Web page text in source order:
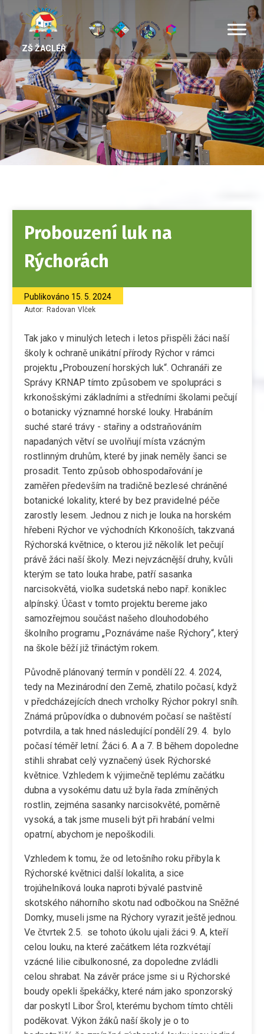
ZŠ ŽACLÉŘ
Probouzení luk na
Rýchorách
Publikováno 15. 5. 2024
Autor: Radovan Vlček
Tak jako v minulých letech i letos přispěli žáci naší
školy k ochraně unikátní přírody Rýchor v rámci
projektu „Probouzení horských luk“. Ochranáři ze
Správy KRNAP tímto způsobem ve spolupráci s
krkonošskými základními a středními školami pečují
o botanicky významné horské louky. Hrabáním
suché staré trávy - stařiny a odstraňováním
napadaných větví se uvolňují místa vzácným
rostlinným druhům, které by jinak neměly šanci se
prosadit. Tento způsob obhospodařování je
zaměřen především na tradičně bezlesé chráněné
botanické lokality, které by bez pravidelné péče
zarostly lesem. Jednou z nich je louka na horském
hřebeni Rýchor ve východních Krkonoších, takzvaná
Rýchorská květnice, o kterou již několik let pečují
právě žáci naší školy. Mezi nejvzácnější druhy, kvůli
kterým se tato louka hrabe, patří sasanka
narcisokvětá, violka sudetská nebo např. koniklec
alpínský. Účast v tomto projektu bereme jako
samozřejmou součást našeho dlouhodobého
školního programu „Poznáváme naše Rýchory“, který
na škole běží již třináctým rokem.
Původně plánovaný termín v pondělí 22. 4. 2024,
tedy na Mezinárodní den Země, zhatilo počasí, když
v předcházejících dnech vrcholky Rýchor pokryl sníh.
Známá průpovídka o dubnovém počasí se naštěstí
potvrdila, a tak hned následující pondělí 29. 4. bylo
počasí téměř letní. Žáci 6. A a 7. B během dopoledne
stihli shrabat celý vyznačený úsek Rýchorské
květnice. Vzhledem k výjimečně teplému začátku
dubna a vysokému datu už byla řada zmíněných
rostlin, zejména sasanky narcisokvěté, poměrně
vysoká, a tak jsme museli být při hrabání velmi
opatrní, abychom je nepoškodili.
Vzhledem k tomu, že od letošního roku přibyla k
Rýchorské květnici další lokalita, a sice
trojúhelníková louka naproti bývalé pastvině
skotského náhorního skotu nad odbočkou na Sněžné
Domky, museli jsme na Rýchory vyrazit ještě jednou.
Ve čtvrtek 2.5. se tohoto úkolu ujali žáci 9. A, kteří
celou louku, na které začátkem léta rozkvétají
vzácné lilie cibulkonosné, za dopoledne zvládli
celou shrabat. Na závěr práce jsme si u Rýchorské
boudy opekli špekáčky, které nám jako sponzorský
dar poskytl Libor Šrol, kterému bychom tímto chtěli
poděkovat. Výkon žáků naší školy je o to